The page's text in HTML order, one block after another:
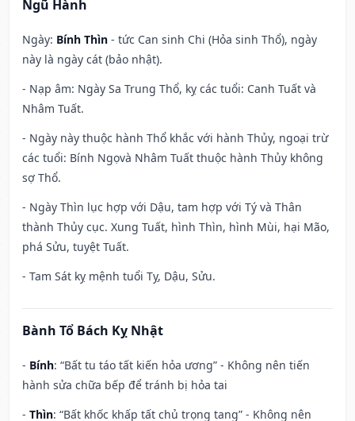
Ngũ Hành
Ngày: Bính Thìn - tức Can sinh Chi (Hỏa sinh Thổ), ngày
này là ngày cát (bảo nhật).
- Nạp âm: Ngày Sa Trung Thổ, kỵ các tuổi: Canh Tuất và
Nhâm Tuất.
- Ngày này thuộc hành Thổ khắc với hành Thủy, ngoại trừ
các tuổi: Bính Ngọvà Nhâm Tuất thuộc hành Thủy không
sợ Thổ.
- Ngày Thìn lục hợp với Dậu, tam hợp với Tý và Thân
thành Thủy cục. Xung Tuất, hình Thìn, hình Mùi, hại Mão,
phá Sửu, tuyệt Tuất.
- Tam Sát kỵ mệnh tuổi Tỵ, Dậu, Sửu.
Bành Tổ Bách Kỵ Nhật
- Bính: “Bất tu táo tất kiến hỏa ương” - Không nên tiến
hành sửa chữa bếp để tránh bị hỏa tai
- Thìn: “Bất khốc khấp tất chủ trọng tang” - Không nên